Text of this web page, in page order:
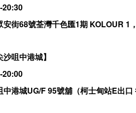
20:30
安街68號荃灣千色匯1期 KOLOUR 1
沙咀中港城】
20:00
中港城UG/F 95號舖（柯士甸站E出